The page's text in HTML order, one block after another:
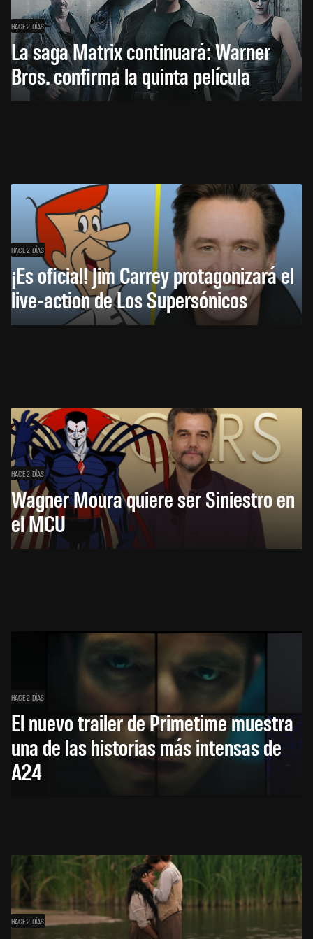
HACE 2 DÍAS
La saga Matrix continuará: Warner
Bros. confirma la quinta película
HACE 2 DÍAS
¡Es oficial! Jim Carrey protagonizará el
live-action de Los Supersónicos
HACE 2 DÍAS
Wagner Moura quiere ser Siniestro en
el MCU
HACE 2 DÍAS
El nuevo trailer de Primetime muestra
una de las historias más intensas de
A24
HACE 2 DÍAS